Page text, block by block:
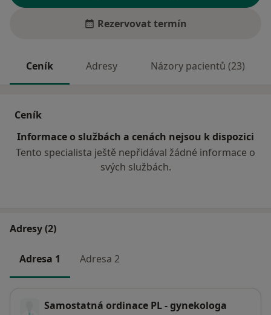
Rezervovat termín
Ceník Adresy Názory pacientů (23)
Ceník
Informace o službách a cenách nejsou k dispozici
Tento specialista ještě nepřidával žádné informace o
svých službách.
Adresy (2)
Adresa 1 Adresa 2
Samostatná ordinace PL - gynekologa